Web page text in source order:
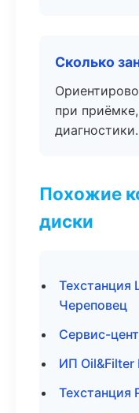
Сколько
при
диагностики.
Похожие
диски
Техстанция
Череповец
Сервис-
ИП
Техстанция